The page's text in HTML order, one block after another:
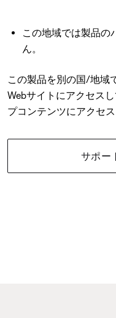
この地域では製品の
ん。
この製品を別の国/地域
Webサイトにアクセス
プコンテンツにアクセス
サポー